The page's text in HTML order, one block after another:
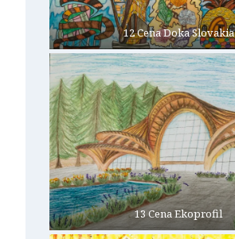
12 Cena Doka Slovakia
13 Cena Ekoprofil